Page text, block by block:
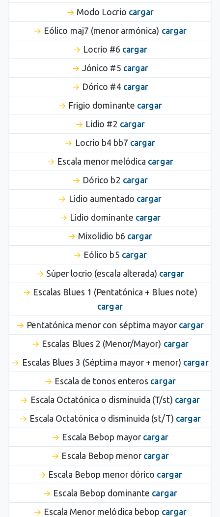
Modo Locrio cargar
Eólico maj7 (menor armónica) cargar
Locrio #6 cargar
Jónico #5 cargar
Dórico #4 cargar
Frigio dominante cargar
Lidio #2 cargar
Locrio b4 bb7 cargar
Escala menor melódica cargar
Dórico b2 cargar
Lidio aumentado cargar
Lidio dominante cargar
Mixolidio b6 cargar
Eólico b5 cargar
Súper locrio (escala alterada) cargar
Escalas Blues 1 (Pentatónica + Blues note)
cargar
Pentatónica menor con séptima mayor cargar
Escalas Blues 2 (Menor/Mayor) cargar
Escalas Blues 3 (Séptima mayor + menor) cargar
Escala de tonos enteros cargar
Escala Octatónica o disminuida (T/st) cargar
Escala Octatónica o disminuida (st/T) cargar
Escala Bebop mayor cargar
Escala Bebop menor cargar
Escala Bebop menor dórico cargar
Escala Bebop dominante cargar
Escala Menor melódica bebop cargar